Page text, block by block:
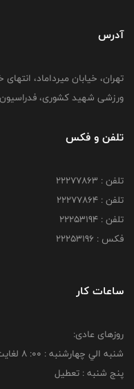
آدرس
تهران، خیابان میرداماد،
ورزشی شهید کشوری،
تلفن و فکس
تلفن : 22277863
تلفن : 22277864
تلفن : 22253194
فکس : 22253196
ساعات کار
روزهای عادی:
شنبه الي چهارشنبه : 00: 8 لغايت 16:00
پنج شنبه : تعطیل